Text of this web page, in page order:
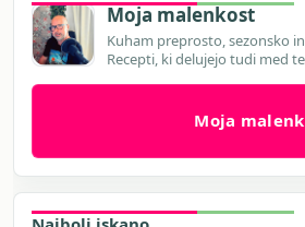
Moja malenkost
Kuham preprosto, sezonsko
Recepti, ki delujejo tudi med
Moja